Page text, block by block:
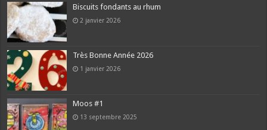
Biscuits fondants au rhum
2 janvier 2026
Très Bonne Année 2026
1 janvier 2026
Moos #1
13 septembre 2025